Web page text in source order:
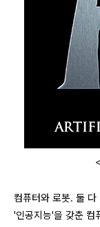
컴퓨터와 로봇. 둘
'인공지능'을 갖춘 컴